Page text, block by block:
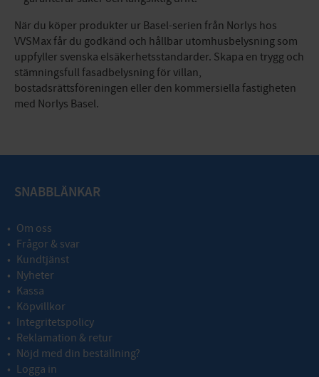
När du köper produkter ur Basel-serien från Norlys hos
VVSMax får du godkänd och hållbar utomhusbelysning som
uppfyller svenska elsäkerhetsstandarder. Skapa en trygg och
stämningsfull fasadbelysning för villan,
bostadsrättsföreningen eller den kommersiella fastigheten
med Norlys Basel.
SNABBLÄNKAR
Om oss
Frågor & svar
Kundtjänst
Nyheter
Kassa
Köpvillkor
Integritetspolicy
Reklamation & retur
Nöjd med din beställning?
Logga in